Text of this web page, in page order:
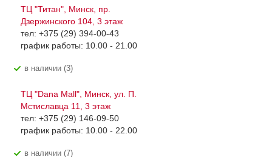
ТЦ "Титан", Минск, пр.
Дзержинского 104, 3 этаж
тел: +375 (29) 394-00-43
график работы: 10.00 - 21.00
В наличии (3)
ТЦ "Dana Mall", Минск, ул. П.
Мстиславца 11, 3 этаж
тел: +375 (29) 146-09-50
график работы: 10.00 - 22.00
В наличии (7)